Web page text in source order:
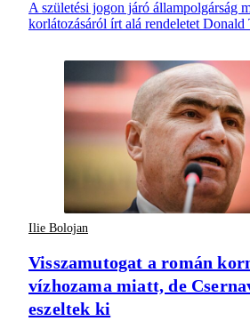
A születési jogon járó állampolgárság
korlátozásáról írt alá rendeletet Donald
Ilie Bolojan
Visszamutogat a román
vízhozama miatt, de
eszeltek ki